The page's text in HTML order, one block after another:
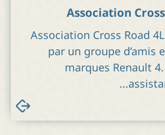
Association
Association Cross Road
par un groupe d’amis
marques Renault